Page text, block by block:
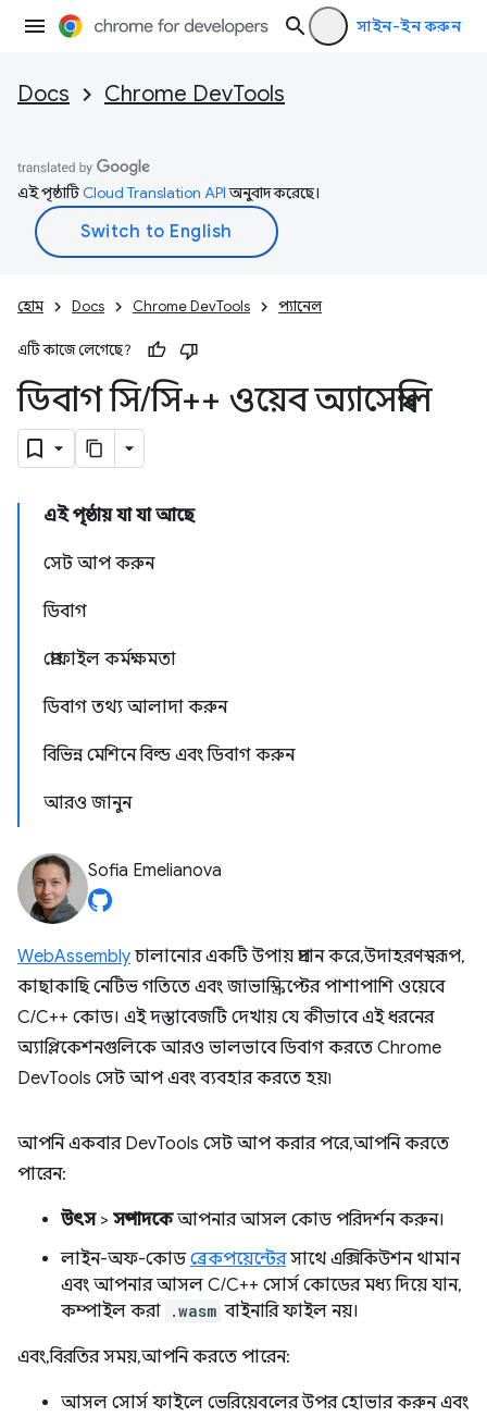
সাইন-ইন করুন
Docs Chrome DevTools
এই পৃষ্ঠাটিCloud Translation APIঅনুবাদ করেছে।
হোম Docs Chrome DevTools প্যানেল
এটি কাজে লেগেছে?
ডিবাগ সি/সি++ ওয়েব অ্যাসেম্বলি
এই পৃষ্ঠায় যা যা আছে
সেট আপ করুন
ডিবাগ
প্রোফাইল কর্মক্ষমতা
ডিবাগ তথ্য আলাদা করুন
বিভিন্ন মেশিনে বিল্ড এবং ডিবাগ করুন
আরও জানুন
Sofia Emelianova
WebAssembly চালানোর একটি উপায় প্রদান করে, উদাহরণস্বরূপ,
কাছাকাছি নেটিভ গতিতে এবং জাভাস্ক্রিপ্টের পাশাপাশি ওয়েবে
C/C++ কোড। এই দস্তাবেজটি দেখায় যে কীভাবে এই ধরনের
অ্যাপ্লিকেশনগুলিকে আরও ভালভাবে ডিবাগ করতে Chrome
DevTools সেট আপ এবং ব্যবহার করতে হয়৷
আপনি একবার DevTools সেট আপ করার পরে, আপনি করতে
পারেন:
উৎস> সম্পাদকেআপনার আসল কোড পরিদর্শন করুন।
লাইন-অফ-কোডব্রেকপয়েন্টেরসাথে এক্সিকিউশন থামান
এবং আপনার আসল C/C++ সোর্স কোডের মধ্য দিয়ে যান,
কম্পাইল করা .wasm বাইনারি ফাইল নয়।
এবং, বিরতির সময়, আপনি করতে পারেন:
আসল সোর্স ফাইলে ভেরিয়েবলের উপর হোভার করুন এবং